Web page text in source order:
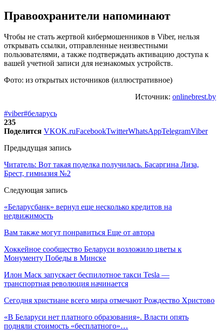
Правоохранители напоминают
Чтобы не стать жертвой кибермошенников в Viber, нельзя
открывать ссылки, отправленные неизвестными
пользователями, а также подтверждать активацию доступа к
вашей учетной записи для незнакомых устройств.
Фото: из открытых источников (иллюстративное)
Источник: onlinebrest.by
#viber#беларусь
235
Поделится VKOK.ruFacebookTwitterWhatsAppTelegramViber
Предыдущая запись
Читатель: Вот такая поделка получилась. Басаргина Лиза,
Брест, гимназия №2
Следующая запись
«Беларусбанк» вернул еще несколько кредитов на
недвижимость
Вам также могут понравиться Еще от автора
Хоккейное сообщество Беларуси возложило цветы к
Монументу Победы в Минске
Илон Маск запускает беспилотное такси Tesla —
транспортная революция начинается
Сегодня христиане всего мира отмечают Рождество Христово
«В Беларуси нет платного образования». Власти опять
подняли стоимость «бесплатного»…